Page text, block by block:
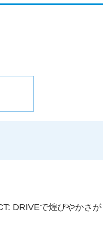
DRIVEで煌びやかさが